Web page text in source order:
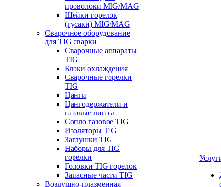
проволоки MIG/MAG
Шейки горелок
(гусаки) MIG/MAG
Сварочное оборудование
для TIG сварки
Сварочные аппараты
TIG
Блоки охлаждения
Сварочные горелки
TIG
Цанги
Цангодержатели и
газовые линзы
Сопло газовое TIG
Изоляторы TIG
Заглушки TIG
Наборы для TIG
горелки
Головки TIG горелок
Запасные части TIG
Воздушно-плазменная